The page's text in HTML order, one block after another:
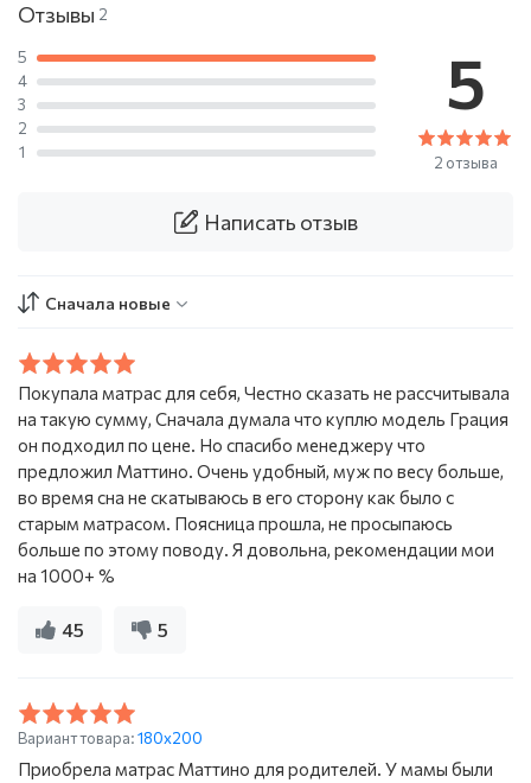
Отзывы 2
5
4
3
2
1
5
2 отзыва
Написать отзыв
Сначала новые
Покупала матрас для себя, Честно сказать не рассчитывала
на такую сумму, Сначала думала что куплю модель Грация
он подходил по цене. Но спасибо менеджеру что
предложил Маттино. Очень удобный, муж по весу больше,
во время сна не скатываюсь в его сторону как было с
старым матрасом. Поясница прошла, не просыпаюсь
больше по этому поводу. Я довольна, рекомендации мои
на 1000+ %
45 5
Вариант товара:180x200
Приобрела матрас Маттино для родителей. У мамы были